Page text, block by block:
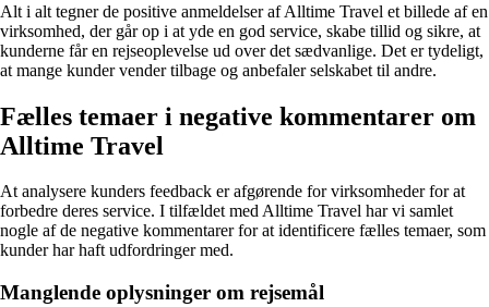
Alt i alt tegner de positive anmeldelser af Alltime Travel et billede af en
virksomhed, der går op i at yde en god service, skabe tillid og sikre, at
kunderne får en rejseoplevelse ud over det sædvanlige. Det er tydeligt,
at mange kunder vender tilbage og anbefaler selskabet til andre.
Fælles temaer i negative kommentarer om
Alltime Travel
At analysere kunders feedback er afgørende for virksomheder for at
forbedre deres service. I tilfældet med Alltime Travel har vi samlet
nogle af de negative kommentarer for at identificere fælles temaer, som
kunder har haft udfordringer med.
Manglende oplysninger om rejsemål